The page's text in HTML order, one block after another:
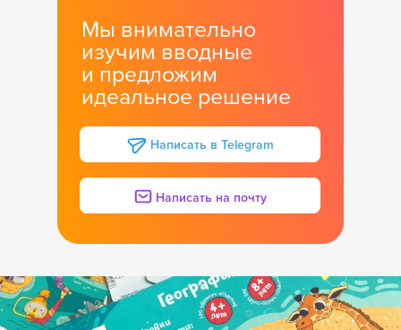
Мы внимательно
изучим вводные
и предложим
идеальное решение
Написать в Telegram
Написать на почту